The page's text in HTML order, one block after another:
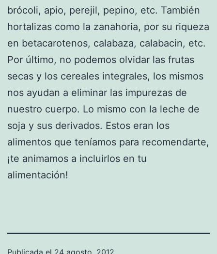
brócoli, apio, perejil, pepino, etc. También
hortalizas como la zanahoria, por su riqueza
en betacarotenos, calabaza, calabacin, etc.
Por último, no podemos olvidar las frutas
secas y los cereales integrales, los mismos
nos ayudan a eliminar las impurezas de
nuestro cuerpo. Lo mismo con la leche de
soja y sus derivados. Estos eran los
alimentos que teníamos para recomendarte,
¡te animamos a incluirlos en tu
alimentación!
Publicada el 24 agosto, 2012